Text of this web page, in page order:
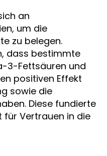
an
um die
zu belegen.
dass bestimmte
3-Fettsäuren und
positiven Effekt
sowie die
Diese fundierte
für Vertrauen in die